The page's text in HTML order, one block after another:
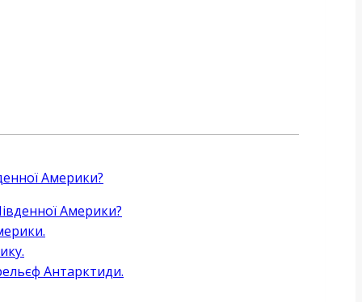
Америки?
Америки?
Антарктиди.